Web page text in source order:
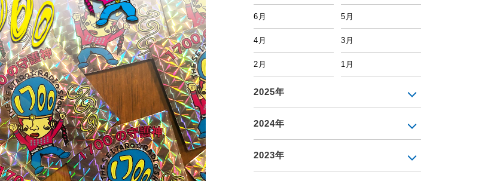
6月 5月
4月 3月
2月 1月
2025年
2024年
2023年